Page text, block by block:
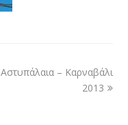
Αστυπάλαια – Καρναβάλι
2013